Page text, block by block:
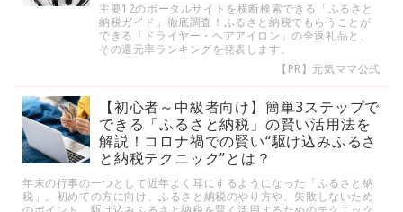
主要12のポータルサイトを横断検索できる「ふるさと
納税ガイド」徹底調査！ふるさと納税でもらうことが
できる「ドライヤー・ヘアアイロン」の全返礼品と、
その還元率ランキングを発表します。
【PR】元気ママ公式
【初心者～中級者向け】簡単3ステップで
できる「ふるさと納税」の賢い活用法を
解説！コロナ禍での賢い“駆け込みふるさ
と納税テクニック”とは？
年末の行事の一つとして近年よく耳にするようになった「ふるさと納
税」。初めての方に向け、ふるさと納税のやり方や、失敗しないため